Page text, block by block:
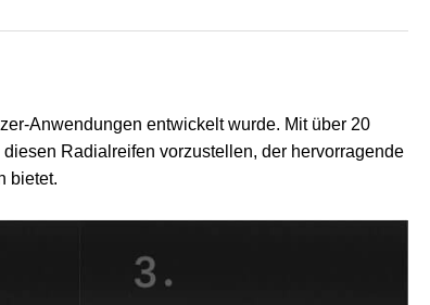
Anwendungen entwickelt wurde. Mit über 20
Radialreifen vorzustellen, der hervorragende
bietet.